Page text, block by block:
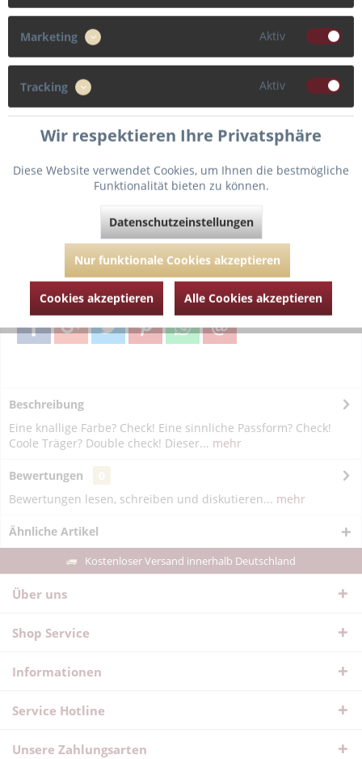
75
Cup
D
In denWarenkorb
Merken Fragen zum Artikel?
Artikel-Nr.: MJ022-0827-SPR-Spark-75-D
Beschreibung
Eine knallige Farbe? Check! Eine sinnliche Passform? Check!
Coole Träger? Double check! Dieser... mehr
Bewertungen
Bewertungen lesen, schreiben und diskutieren... mehr
Ähnliche Artikel
Kostenloser Versand innerhalb Deutschland
Über uns
Shop Service
Informationen
Service Hotline
Unsere Zahlungsarten
Marketing Aktiv
Tracking Aktiv
Wir respektieren Ihre Privatsphäre
Diese Website verwendet Cookies, um Ihnen die bestmögliche
Funktionalität bieten zu können.
Datenschutzeinstellungen
Nur funktionale Cookies akzeptieren
Cookies akzeptieren Alle Cookies akzeptieren